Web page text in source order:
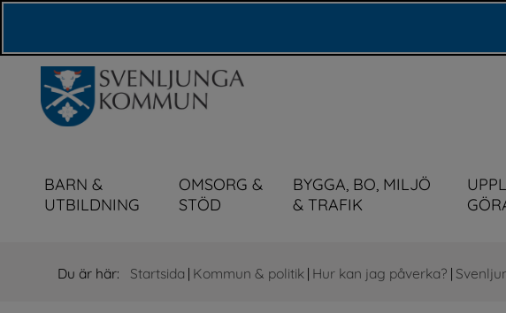
BARN &
UTBILDNING
OMSORG &
STÖD
BYGGA, BO, MILJÖ
& TRAFIK
Du är här: Startsida | Kommun & politik | Hur kan jag påverka? |